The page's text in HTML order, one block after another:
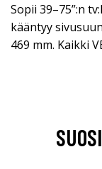
Sopii 39–75”:n
kääntyy
469 mm. Kaikki